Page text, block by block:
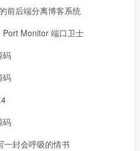
前后端分离博客系统
Monitor 端口卫士
码
码
码
一封会呼吸的情书